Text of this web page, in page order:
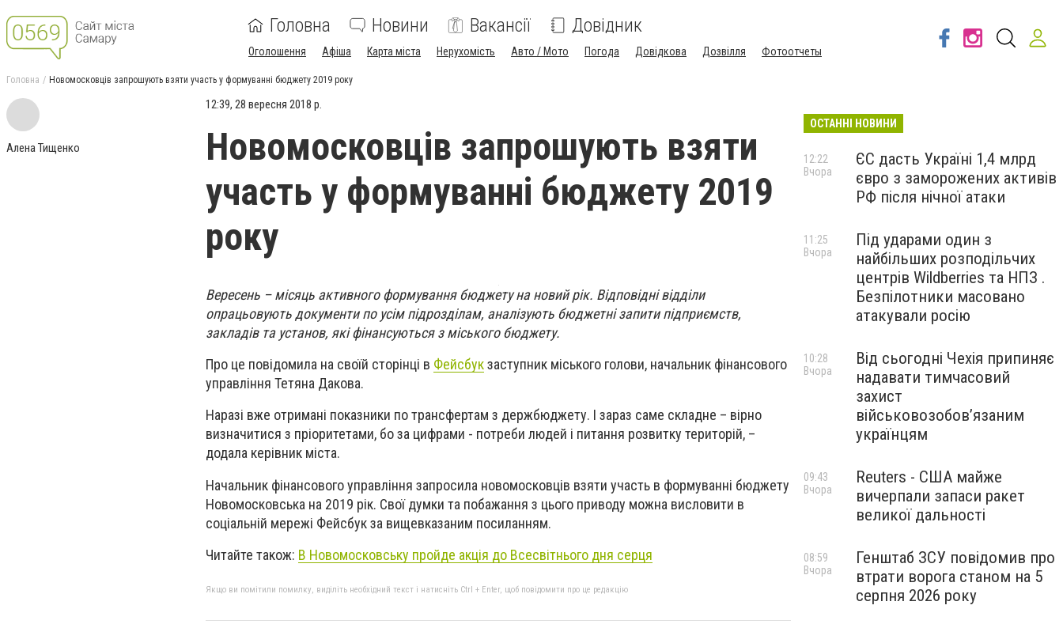
Головна Новини Вакансії Довідник
Оголошення Афіша Карта міста Нерухомість Авто / Мото Погода Довідкова Дозвілля Фотоотчеты
Головна Новомосковців запрошують взяти участь у формуванні бюджету 2019 року
Алена Тищенко
12:39, 28 вересня 2018 р.
Новомосковців запрошують взяти
участь у формуванні бюджету 2019
року
Вересень – місяць активного формування бюджету на новий рік. Відповідні відділи
опрацьовують документи по усім підрозділам, аналізують бюджетні запити підприємств,
закладів та установ, які фінансуються з міського бюджету.
Про це повідомила на своїй сторінці в Фейсбукзаступник міського голови, начальник фінансового
управління Тетяна Дакова.
Наразі вже отримані показники по трансфертам з держбюджету. І зараз саме складне – вірно
визначитися з пріоритетами, бо за цифрами - потреби людей і питання розвитку територій, –
додала керівник міста.
Начальник фінансового управління запросила новомосковців взяти участь в формуванні бюджету
Новомосковська на 2019 рік. Свої думки та побажання з цього приводу можна висловити в
соціальній мережі Фейсбук за вищевказаним посиланням.
Читайте також: В Новомосковську пройде акція до Всесвітнього дня серця
Якщо ви помітили помилку, виділіть необхідний текст і натисніть Ctrl + Enter, щоб повідомити про це редакцію
ОСТАННІ НОВИНИ
ЄС дасть Україні 1,4 млрд
євро з заморожених активів
РФ після нічної атаки
12:22
Вчора
Під ударами один з
найбільших розподільчих
центрів Wildberries та НПЗ .
Безпілотники масовано
атакували росію
11:25
Вчора
Від сьогодні Чехія припиняє
надавати тимчасовий
захист
військовозобов’язаним
українцям
10:28
Вчора
Reuters - США майже
вичерпали запаси ракет
великої дальності
09:43
Вчора
Генштаб ЗСУ повідомив про
втрати ворога станом на 5
серпня 2026 року
08:59
Вчора